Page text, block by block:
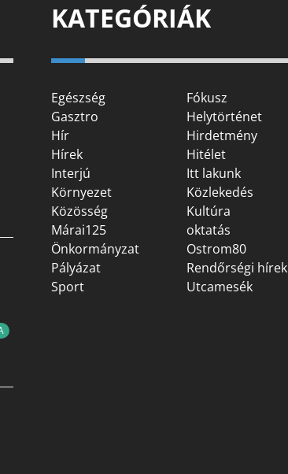
KATEGÓRIÁK
Egészség
Fókusz
Gasztro
Helytörténet
Hír
Hirdetmény
Hírek
Hitélet
Interjú
Itt lakunk
Környezet
Közlekedés
Közösség
Kultúra
Márai125
oktatás
Önkormányzat
Ostrom80
Pályázat
Rendőrségi hírek
Sport
Utcamesék